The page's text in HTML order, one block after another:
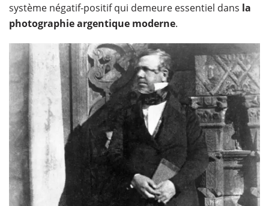
système négatif-positif qui demeure essentiel dans la
photographie argentique moderne.